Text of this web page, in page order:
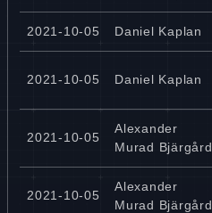
2021-10-05 Daniel Kaplan
2021-10-05 Daniel Kaplan
2021-10-05
Alexander
Murad Bjärgård
2021-10-05
Alexander
Murad Bjärgård